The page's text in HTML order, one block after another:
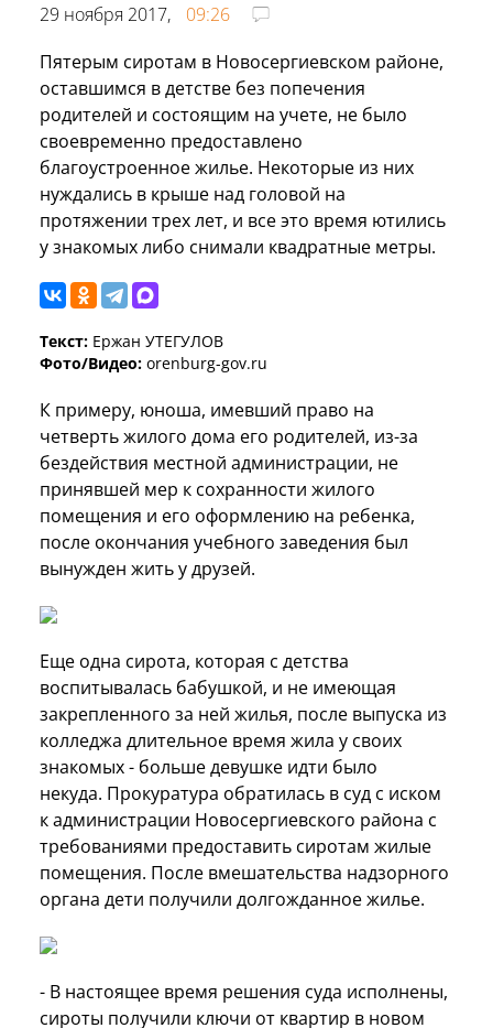
29 ноября 2017,
09:26
Пятерым сиротам в Новосергиевском районе,
оставшимся в детстве без попечения
родителей и состоящим на учете, не было
своевременно предоставлено
благоустроенное жилье. Некоторые из них
нуждались в крыше над головой на
протяжении трех лет, и все это время ютились
у знакомых либо снимали квадратные метры.
Текст: Ержан УТЕГУЛОВ
Фото/Видео: orenburg-gov.ru
К примеру, юноша, имевший право на
четверть жилого дома его родителей, из-за
бездействия местной администрации, не
принявшей мер к сохранности жилого
помещения и его оформлению на ребенка,
после окончания учебного заведения был
вынужден жить у друзей.
Еще одна сирота, которая с детства
воспитывалась бабушкой, и не имеющая
закрепленного за ней жилья, после выпуска из
колледжа длительное время жила у своих
знакомых - больше девушке идти было
некуда. Прокуратура обратилась в суд с иском
к администрации Новосергиевского района с
требованиями предоставить сиротам жилые
помещения. После вмешательства надзорного
органа дети получили долгожданное жилье.
- В настоящее время решения суда исполнены,
сироты получили ключи от квартир в новом